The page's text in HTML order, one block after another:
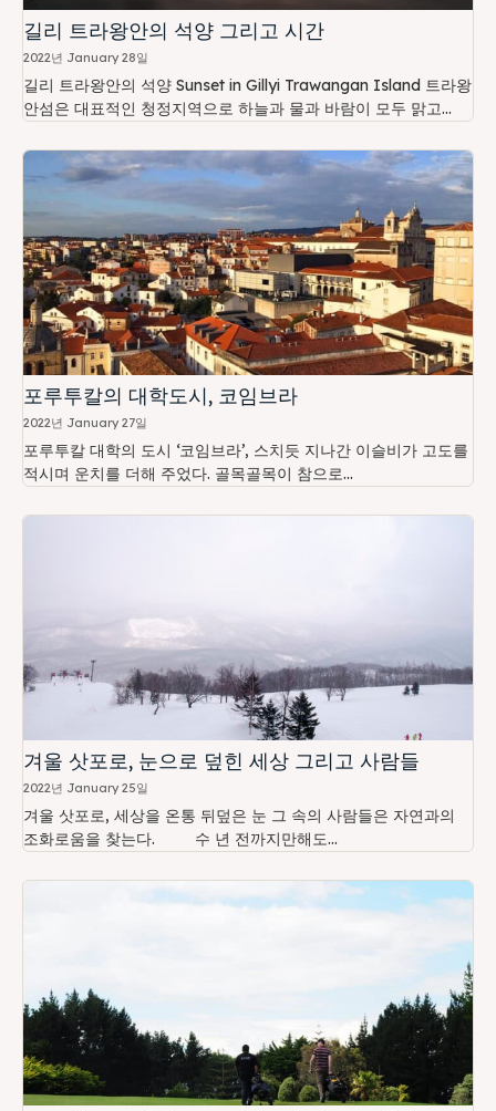
길리 트라왕안의 석양 그리고 시간
2022년 January 28일
길리 트라왕안의 석양 Sunset in Gillyi Trawangan Island 트라왕
안섬은 대표적인 청정지역으로 하늘과 물과 바람이 모두 맑고...
포루투칼의 대학도시, 코임브라
2022년 January 27일
포루투칼 대학의 도시 ‘코임브라’, 스치듯 지나간 이슬비가 고도를
적시며 운치를 더해 주었다. 골목골목이 참으로...
겨울 삿포로, 눈으로 덮힌 세상 그리고 사람들
2022년 January 25일
겨울 삿포로, 세상을 온통 뒤덮은 눈 그 속의 사람들은 자연과의
조화로움을 찾는다. 수 년 전까지만해도...